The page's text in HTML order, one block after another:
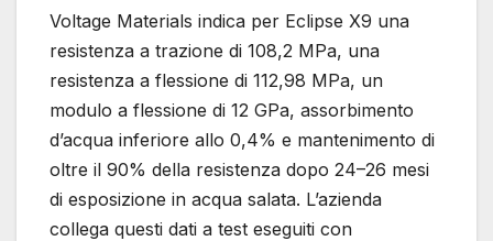
Voltage Materials indica per Eclipse X9 una
resistenza a trazione di 108,2 MPa, una
resistenza a flessione di 112,98 MPa, un
modulo a flessione di 12 GPa, assorbimento
d’acqua inferiore allo 0,4% e mantenimento di
oltre il 90% della resistenza dopo 24–26 mesi
di esposizione in acqua salata. L’azienda
collega questi dati a test eseguiti con